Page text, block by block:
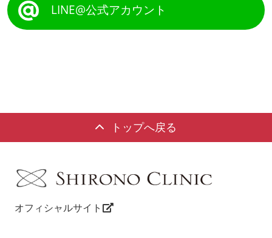
LINE@公式アカウント
トップへ戻る
オフィシャルサイト